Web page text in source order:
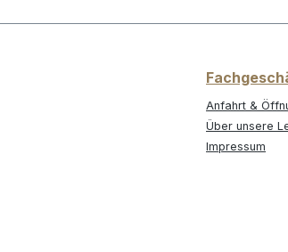
Anfahrt &
Über unsere
Impressum